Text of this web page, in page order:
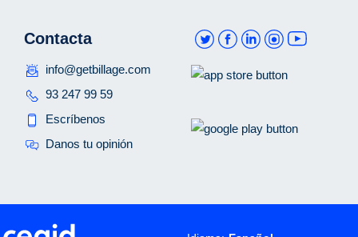
Contacta
info@getbillage.com
93 247 99 59
Escríbenos
Danos tu opinión